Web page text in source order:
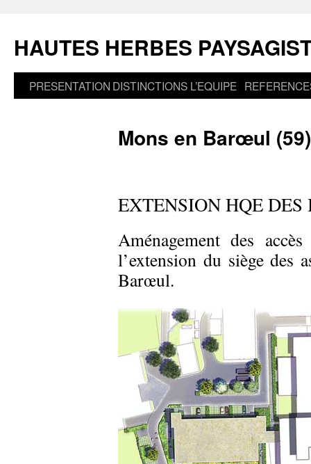
contenu
HAUTES HERBES
PRESENTATION DISTINCTIONS L’EQUIPE
Mons en Barœul (59)
EXTENSION HQE
Aménagement des
l’extension du siège des
Barœul.